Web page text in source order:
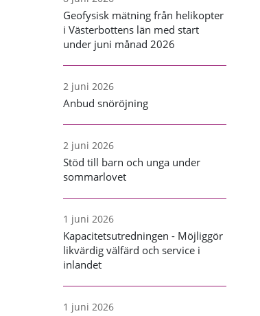
Geofysisk mätning från helikopter
i Västerbottens län med start
under juni månad 2026
2 juni 2026
Anbud snöröjning
2 juni 2026
Stöd till barn och unga under
sommarlovet
1 juni 2026
Kapacitetsutredningen - Möjliggör
likvärdig välfärd och service i
inlandet
1 juni 2026